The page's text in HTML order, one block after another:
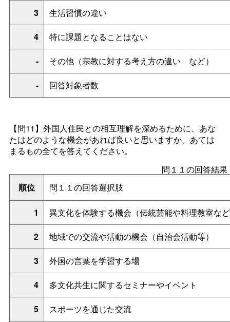
3 生活習慣の違い
4 特に課題となることはない
- その他（宗教に対する考え方の違い など）
- 回答対象者数
【問11】 外国人住民との相互理解を深めるために、あな
たはどのような機会があれば良いと思いますか。あては
まるもの全てを答えてください。
問１１の回答結果
順位
問１１の回答選択肢
1 異文化を体験する機会（伝統芸能や料理教室な
2 地域での交流や活動の機会（自治会活動等）
3 外国の言葉を学習する場
4 多文化共生に関するセミナーやイベント
5 スポーツを通じた交流